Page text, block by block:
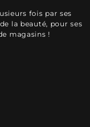
fois par ses
la beauté, pour ses
magasins !